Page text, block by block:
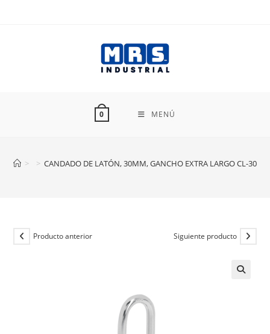
0 MENÚ
> > CANDADO DE LATÓN, 30MM, GANCHO EXTRA LARGO CL-30XL
Producto anterior Siguiente producto